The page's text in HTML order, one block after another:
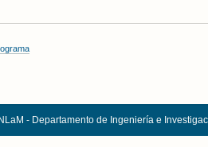
- Departamento de Ingeniería e